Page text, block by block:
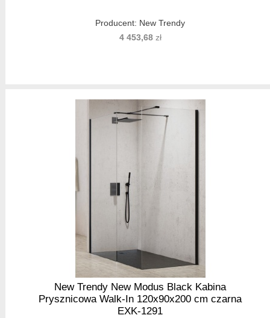
Producent: New Trendy
4 453,68zł
New Trendy New Modus Black Kabina
Prysznicowa Walk-In 120x90x200 cm czarna
EXK-1291